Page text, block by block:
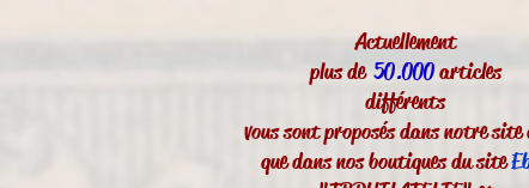
Actuellement
plus de50.000articles
différents
vous sont proposés dans notre
que dans nos boutiques du site